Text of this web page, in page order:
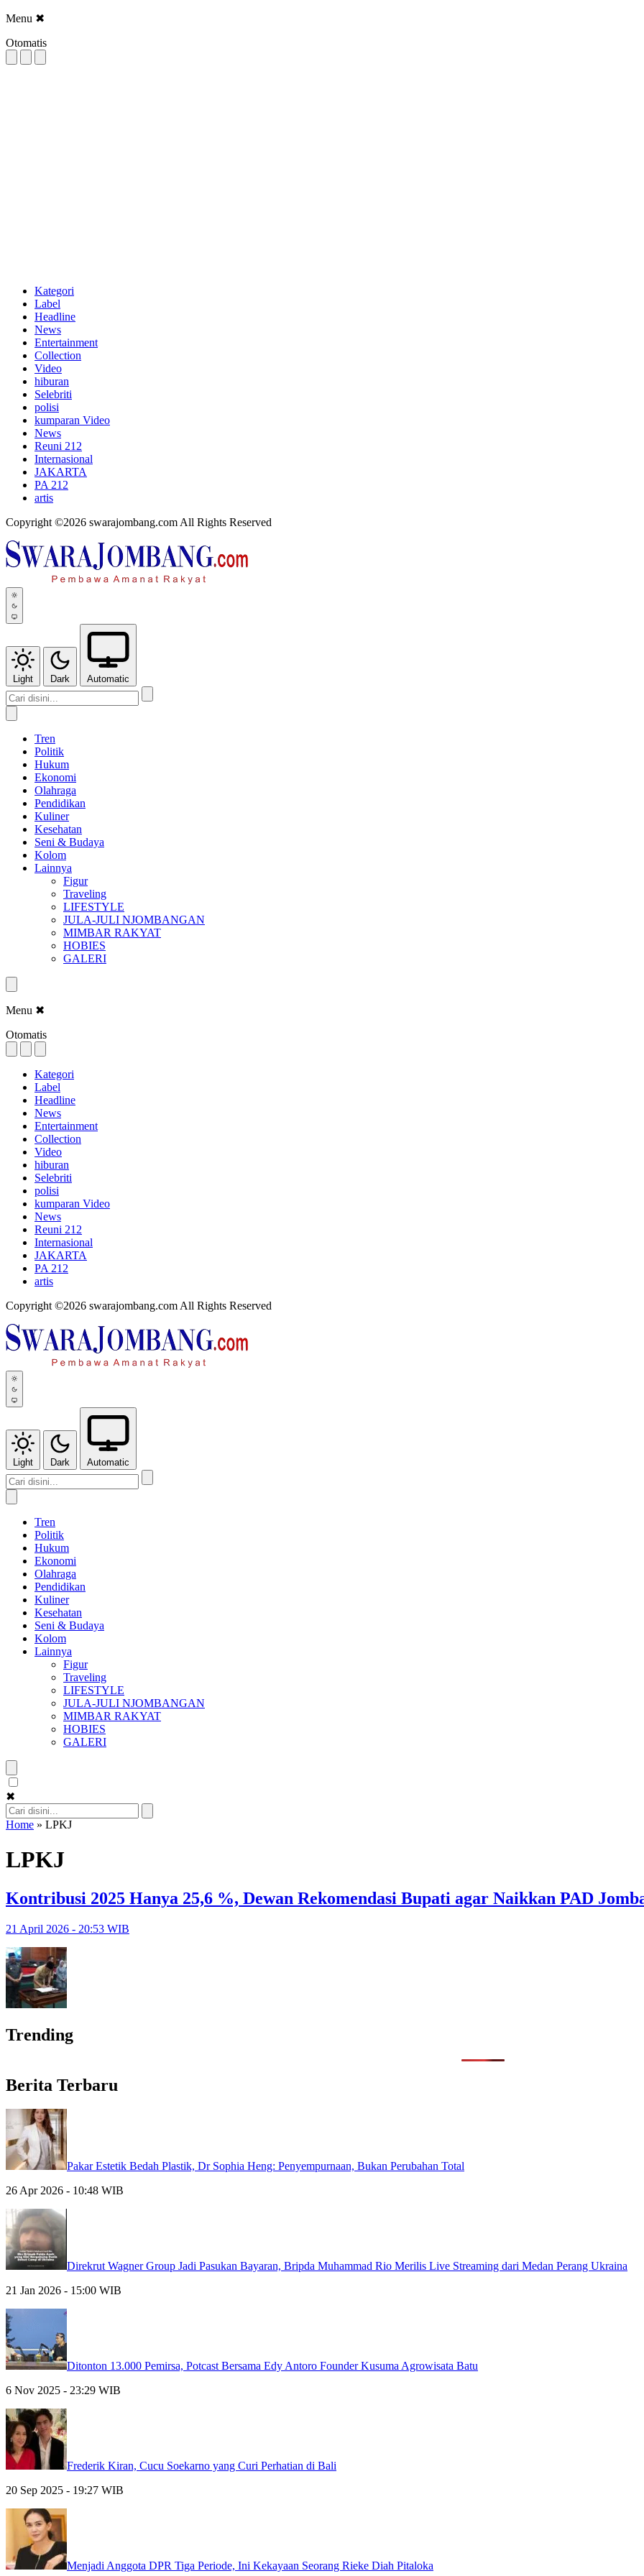
Menu ✖
Otomatis
Kategori
Label
Headline
News
Entertainment
Collection
Video
hiburan
Selebriti
polisi
kumparan Video
News
Reuni 212
Internasional
JAKARTA
PA 212
artis
Copyright ©2026 swarajombang.com All Rights Reserved
Light Dark Automatic
Tren
Politik
Hukum
Ekonomi
Olahraga
Pendidikan
Kuliner
Kesehatan
Seni & Budaya
Kolom
Lainnya
Figur
Traveling
LIFESTYLE
JULA-JULI NJOMBANGAN
MIMBAR RAKYAT
HOBIES
GALERI
Menu ✖
Otomatis
Kategori
Label
Headline
News
Entertainment
Collection
Video
hiburan
Selebriti
polisi
kumparan Video
News
Reuni 212
Internasional
JAKARTA
PA 212
artis
Copyright ©2026 swarajombang.com All Rights Reserved
Light Dark Automatic
Tren
Politik
Hukum
Ekonomi
Olahraga
Pendidikan
Kuliner
Kesehatan
Seni & Budaya
Kolom
Lainnya
Figur
Traveling
LIFESTYLE
JULA-JULI NJOMBANGAN
MIMBAR RAKYAT
HOBIES
GALERI
✖
Home » LPKJ
LPKJ
Kontribusi 2025 Hanya 25,6 %, Dewan Rekomendasi Bupati agar Naikkan PAD
21 April 2026 - 20:53 WIB
Trending
Berita Terbaru
Pakar Estetik Bedah Plastik, Dr Sophia Heng: Penyempurnaan, Bukan Perubahan Total
26 Apr 2026 - 10:48 WIB
Direkrut Wagner Group Jadi Pasukan Bayaran, Bripda Muhammad Rio Merilis Live Streaming dari Medan Perang Ukraina
21 Jan 2026 - 15:00 WIB
Ditonton 13.000 Pemirsa, Potcast Bersama Edy Antoro Founder Kusuma Agrowisata Batu
6 Nov 2025 - 23:29 WIB
Frederik Kiran, Cucu Soekarno yang Curi Perhatian di Bali
20 Sep 2025 - 19:27 WIB
Menjadi Anggota DPR Tiga Periode, Ini Kekayaan Seorang Rieke Diah Pitaloka